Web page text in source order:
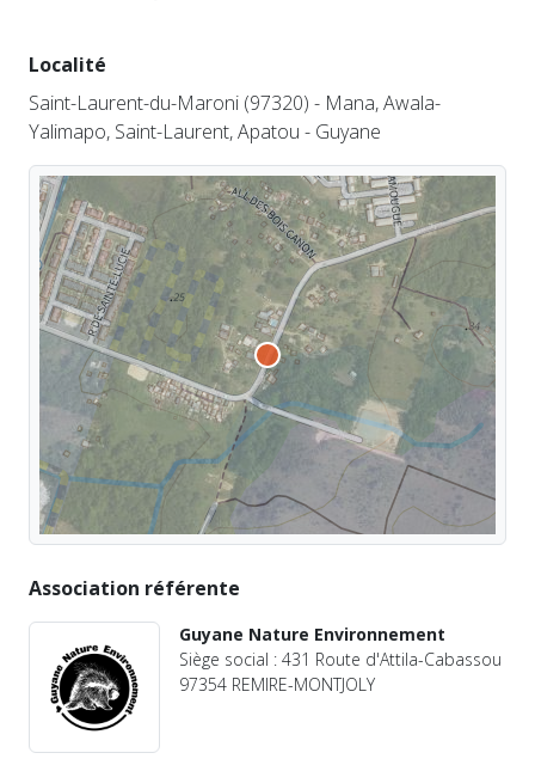
Localité
Saint-Laurent-du-Maroni (97320) - Mana, Awala-
Yalimapo, Saint-Laurent, Apatou - Guyane
Association référente
Guyane Nature Environnement
Siège social : 431 Route d'Attila-Cabassou
97354 REMIRE-MONTJOLY